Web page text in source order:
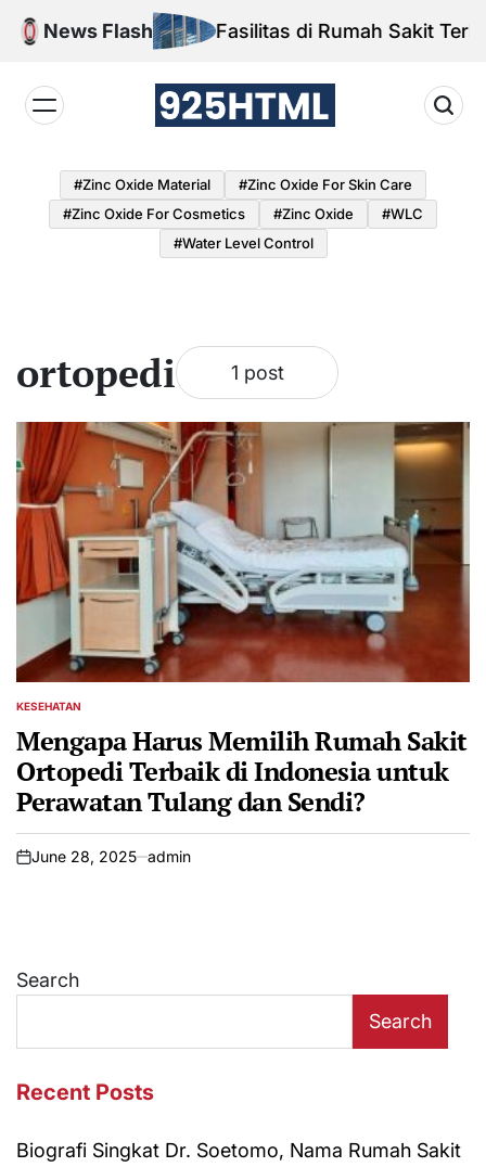
Skip
News Flash Fasilitas di Rumah Sakit
#Zinc Oxide Material
#Zinc Oxide For Skin Care
#Zinc Oxide For Cosmetics
#Zinc Oxide
#WLC
#water Level Control
ortopedi 1 post
POSTED
KESEHATAN
Mengapa Harus Memilih Rumah Sakit
Ortopedi Terbaik di Indonesia untuk
Perawatan Tulang dan Sendi?
on
June 28, 2025 admin
Search
Search
Recent Posts
Biografi Singkat Dr. Soetomo, Nama Rumah Sakit